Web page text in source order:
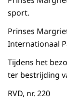
sport.
Prinses
Internationaal
Tijdens het
ter bestrijding
RVD, nr. 220